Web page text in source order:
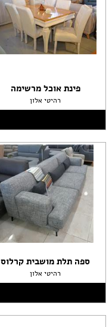
פינת אוכל מרשימה
רהיטי אלון
ספה תלת מושבית קרלוס
רהיטי אלון